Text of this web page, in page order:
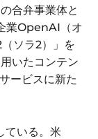
合弁事業体と
業OpenAI（オ
ソラ2）」を
いたコンテン
ービスに新た
ている。米